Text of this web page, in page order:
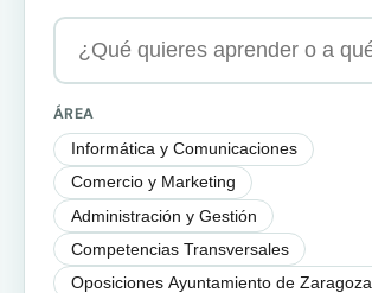
ÁREA
Informática y Comunicaciones
Comercio y Marketing
Administración y Gestión
Competencias Transversales
Oposiciones Ayuntamiento de Zaragoza